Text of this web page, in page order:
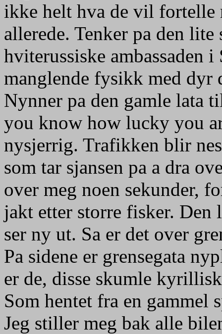
ikke helt hva de vil fortelle
allerede. Tenker pa den
hviterussiske ambassaden
manglende fysikk med dyr
Nynner pa den gamle lata
you know how lucky you
nysjerrig. Trafikken blir
som tar sjansen pa a dra
over meg noen sekunder,
jakt etter storre fisker. Den
ser ny ut. Sa er det over
Pa sidene er grensegata
er de, disse skumle
Som hentet fra en
Jeg stiller meg bak alle